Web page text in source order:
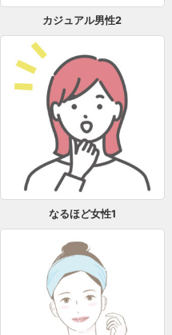
カジュアル男性2
なるほど女性1